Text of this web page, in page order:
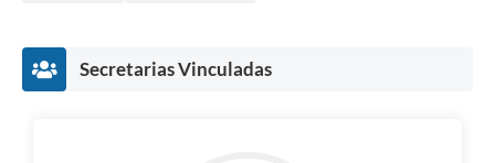
Secretarias Vinculadas